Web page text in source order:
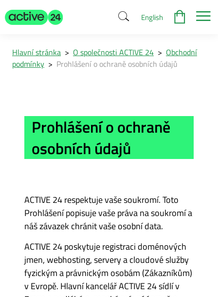
English
Hlavní stránka > O společnosti ACTIVE 24 > Obchodní
podmínky > Prohlášení o ochraně osobních údajů
Prohlášení o ochraně
osobních údajů
ACTIVE 24 respektuje vaše soukromí. Toto
Prohlášení popisuje vaše práva na soukromí a
náš závazek chránit vaše osobní data.
ACTIVE 24 poskytuje registraci doménových
jmen, webhosting, servery a cloudové služby
fyzickým a právnickým osobám (Zákazníkům)
v Evropě. Hlavní kancelář ACTIVE 24 sídlí v